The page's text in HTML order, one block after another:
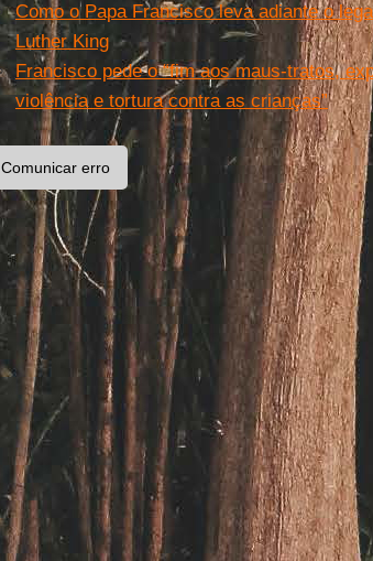
Como o Papa Francisco leva adiante o
Luther King
Francisco pede o “fim aos maus-tratos,
violência e tortura contra as crianças”
Comunicar erro